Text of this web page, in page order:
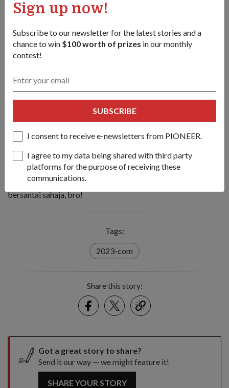
Sign up now!
Subscribe to our newsletter for the latest stories and a
chance to win $100 worth of prizes in our monthly
contest!
SUBSCRIBE
I consent to receive e-newsletters from PIONEER.
I agree to my data being shared with third party
platforms for the purpose of receiving these
communications.
1-UP-B-caption
Lelaki ini masih cergas dan gung-ho walaupun selepas ORD.
Dia selalu ada sediakan slogan motivasi dan merupakan
orang pertama yang menyelesaikan setiap tugasan, machiam
(serupa) seperti bintang filem aksi. Anda menghormati
keghairahannya, tetapi adakalanya anda hanya mahu
bersantai sahaja, bro!
Tags:
2023-com
Share this story:
FacebookTwitter
link
Got a great story to share?
Send it our way — we might feature it!
SHARE YOUR STORY